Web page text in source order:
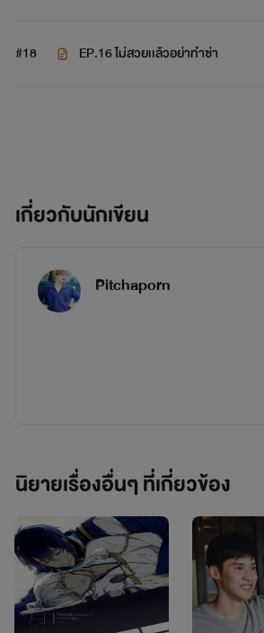
#18 EP.16 ไม่สวยเเล้วอย่าทำซ่า
เกี่ยวกับนักเขียน
Pitchaporn
นิยายเรื่องอื่นๆ ที่เกี่ยวข้อง